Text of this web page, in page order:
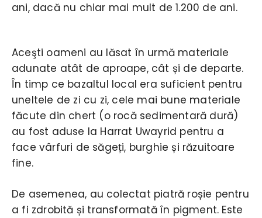
ani, dacă nu chiar mai mult de 1.200 de ani.
Aceşti oameni au lăsat în urmă materiale
adunate atât de aproape, cât și de departe.
În timp ce bazaltul local era suficient pentru
uneltele de zi cu zi, cele mai bune materiale
făcute din chert (o rocă sedimentară dură)
au fost aduse la Harrat Uwayrid pentru a
face vârfuri de săgeți, burghie și răzuitoare
fine.
De asemenea, au colectat piatră roșie pentru
a fi zdrobită și transformată în pigment. Este